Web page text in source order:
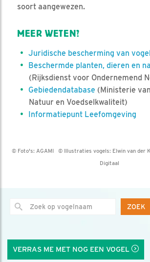
soort aangewezen.
MEER WETEN?
Juridische bescherming van
Beschermde planten, dieren en
(Rijksdienst voor Ondernemend
Gebiedendatabase (Ministerie
Natuur en Voedselkwaliteit)
Informatiepunt Leefomgeving
© Foto's: AGAMI© Illustraties vogels: Elwin van der
Digitaal
ZOEK
VERRAS ME MET NOG EEN VOGEL